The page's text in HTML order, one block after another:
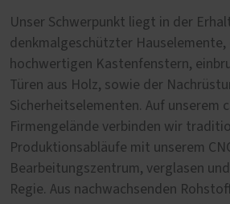
Unser Schwerpunkt liegt in der
denkmalgeschützter
hochwertigen Kastenfenstern,
Türen aus Holz, sowie der
Sicherheitselementen. Auf unserem
Firmengelände verbinden wir
Produktionsabläufe mit unserem
Bearbeitungszentrum, verglasen
Regie. Aus nachwachsenden